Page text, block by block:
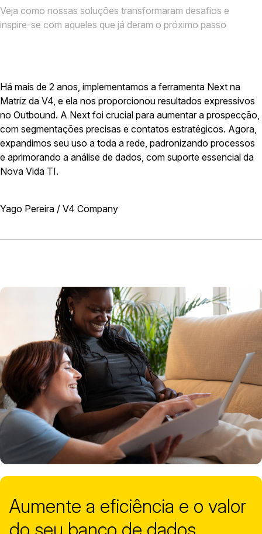
Veja como nossas soluções transformaram desafios e
inspire-se com aqueles que já deram o próximo passo
Há mais de 2 anos, implementamos a ferramenta Next na
Matriz da V4, e ela nos proporcionou resultados expressivos
no Outbound. A Next foi crucial para aumentar a prospecção,
com segmentações precisas e contatos estratégicos. Agora,
expandimos seu uso a toda a rede, padronizando processos
e aprimorando a análise de dados, com suporte essencial da
Nova Vida TI.
Yago Pereira / V4 Company
Aumente a eficiência e o valor